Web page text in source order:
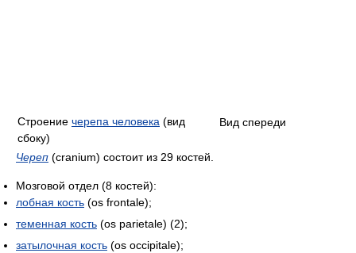
Строение черепа человека (вид
сбоку)
Вид спереди
Череп (cranium) состоит из 29 костей.
Мозговой отдел (8 костей):
лобная кость (os frontale);
теменная кость (os parietale) (2);
затылочная кость (os occipitale);